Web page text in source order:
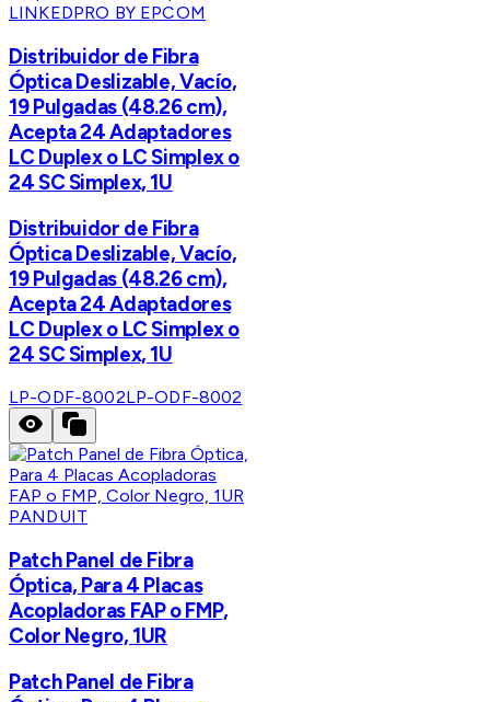
LINKEDPRO BY EPCOM
Distribuidor de Fibra
Óptica Deslizable, Vacío,
19 Pulgadas (48.26 cm),
Acepta 24 Adaptadores
LC Duplex o LC Simplex o
24 SC Simplex, 1U
Distribuidor de Fibra
Óptica Deslizable, Vacío,
19 Pulgadas (48.26 cm),
Acepta 24 Adaptadores
LC Duplex o LC Simplex o
24 SC Simplex, 1U
LP-ODF-8002LP-ODF-8002
PANDUIT
Patch Panel de Fibra
Óptica, Para 4 Placas
Acopladoras FAP o FMP,
Color Negro, 1UR
Patch Panel de Fibra